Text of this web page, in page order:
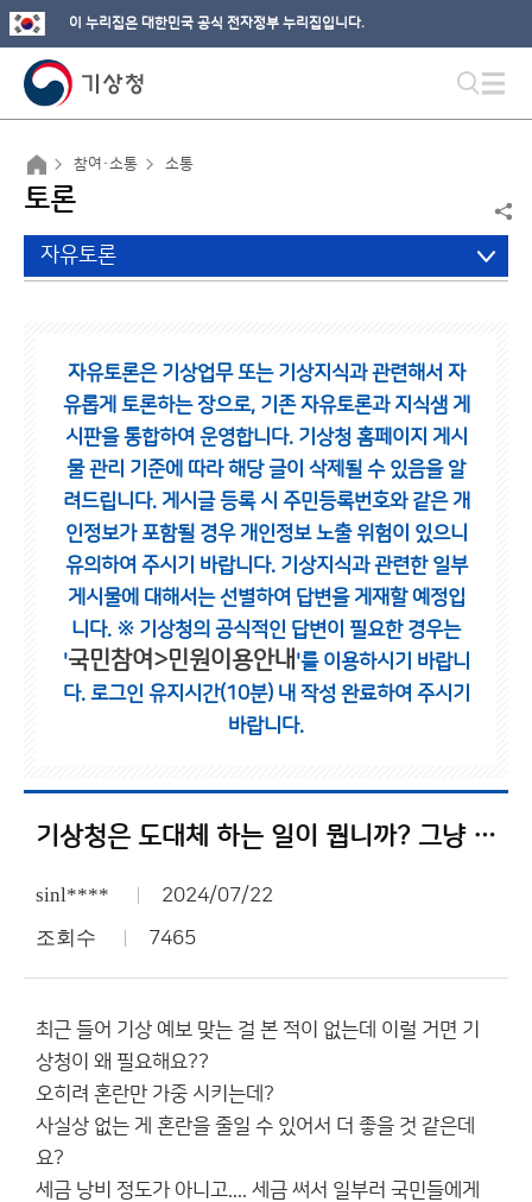
이 누리집은 대한민국 공식 전자정부 누리집입니다.
참여·소통 소통
토론
자유토론
자유토론은 기상업무 또는 기상지식과 관련해서 자
유롭게 토론하는 장으로, 기존 자유토론과 지식샘 게
시판을 통합하여 운영합니다. 기상청 홈페이지 게시
물 관리 기준에 따라 해당 글이 삭제될 수 있음을 알
려드립니다. 게시글 등록 시 주민등록번호와 같은 개
인정보가 포함될 경우 개인정보 노출 위험이 있으니
유의하여 주시기 바랍니다. 기상지식과 관련한 일부
게시물에 대해서는 선별하여 답변을 게재할 예정입
니다. ※ 기상청의 공식적인 답변이 필요한 경우는
'국민참여>민원이용안내 '를 이용하시기 바랍니
다. 로그인 유지시간(10분) 내 작성 완료하여 주시기
바랍니다.
기상청은 도대체 하는 일이 뭡니까? 그냥 가만히 앉아서 월급만 받아쳐먹는게 일이에요?
sinl**** 2024/07/22
조회수 7465
최근 들어 기상 예보 맞는 걸 본 적이 없는데 이럴 거면 기
상청이 왜 필요해요??
오히려 혼란만 가중 시키는데?
사실상 없는 게 혼란을 줄일 수 있어서 더 좋을 것 같은데
요?
세금 낭비 정도가 아니고.... 세금 써서 일부러 국민들에게